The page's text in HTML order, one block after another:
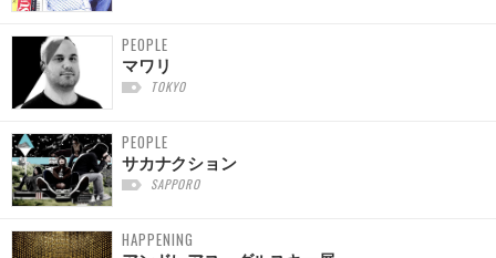
PEOPLE
マワリ
TOKYO
PEOPLE
サカナクション
SAPPORO
HAPPENING